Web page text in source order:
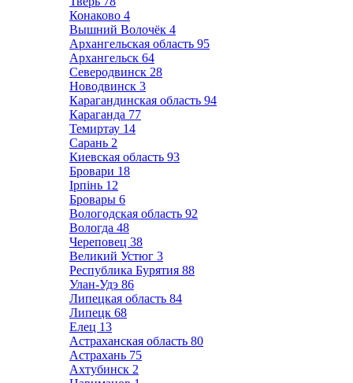
Конаково 4
Вышний Волочёк 4
Архангельская область 95
Архангельск 64
Северодвинск 28
Новодвинск 3
Карагандинская область 94
Караганда 77
Темиртау 14
Сарань 2
Киевская область 93
Бровари 18
Ірпінь 12
Бровары 6
Вологодская область 92
Вологда 48
Череповец 38
Великий Устюг 3
Республика Бурятия 88
Улан-Удэ 86
Липецкая область 84
Липецк 68
Елец 13
Астраханская область 80
Астрахань 75
Ахтубинск 2